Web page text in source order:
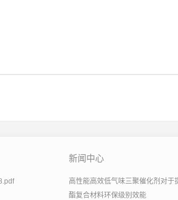
新闻中心
高性能高效低气味三聚催化剂对于
酯复合材料环保级别效能